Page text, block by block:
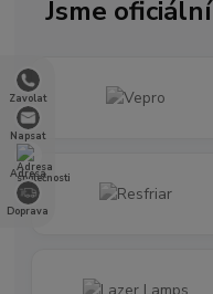
Zavolat
Napsat
Adresa
Doprava
Jsme